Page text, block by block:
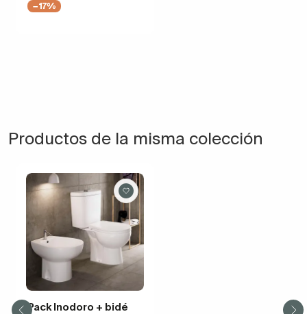
−17%
Productos de la misma colección
Pack Inodoro + bidé